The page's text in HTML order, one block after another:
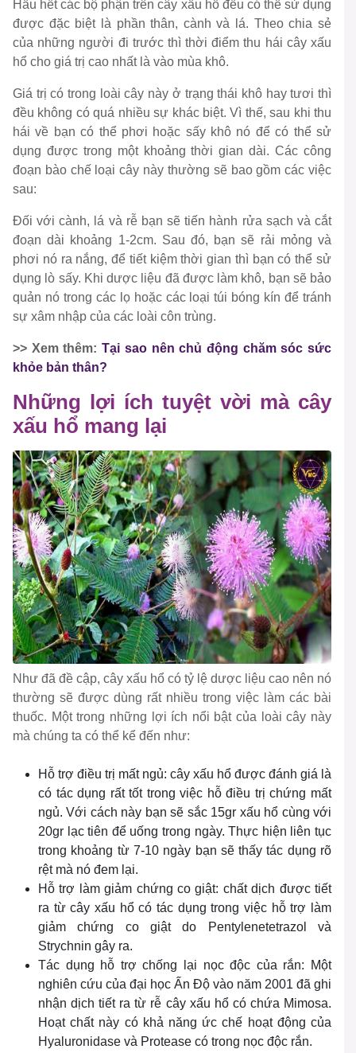
Hầu hết các bộ phận trên cây xấu hổ đều có thể sử dụng
được đặc biệt là phần thân, cành và lá. Theo chia sẻ
của những người đi trước thì thời điểm thu hái cây xấu
hổ cho giá trị cao nhất là vào mùa khô.
Giá trị có trong loài cây này ở trạng thái khô hay tươi thì
đều không có quá nhiều sự khác biệt. Vì thế, sau khi thu
hái về bạn có thể phơi hoặc sấy khô nó để có thể sử
dụng được trong một khoảng thời gian dài. Các công
đoạn bào chế loại cây này thường sẽ bao gồm các việc
sau:
Đối với cành, lá và rễ bạn sẽ tiến hành rửa sạch và cắt
đoạn dài khoảng 1-2cm. Sau đó, bạn sẽ rải mỏng và
phơi nó ra nắng, để tiết kiệm thời gian thì bạn có thể sử
dụng lò sấy. Khi dược liệu đã được làm khô, bạn sẽ bảo
quản nó trong các lọ hoặc các loại túi bóng kín để tránh
sự xâm nhập của các loài côn trùng.
>> Xem thêm:Tại sao nên chủ động chăm sóc sức
khỏe bản thân?
Những lợi ích tuyệt vời mà cây
xấu hổ mang lại
Như đã đề cập, cây xấu hổ có tỷ lệ dược liệu cao nên nó
thường sẽ được dùng rất nhiều trong việc làm các bài
thuốc. Một trong những lợi ích nổi bật của loài cây này
mà chúng ta có thể kể đến như:
Hỗ trợ điều trị mất ngủ: cây xấu hổ được đánh giá là
có tác dụng rất tốt trong việc hỗ điều trị chứng mất
ngủ. Với cách này bạn sẽ sắc 15gr xấu hổ cùng với
20gr lạc tiên để uống trong ngày. Thực hiện liên tục
trong khoảng từ 7-10 ngày bạn sẽ thấy tác dụng rõ
rệt mà nó đem lại.
Hỗ trợ làm giảm chứng co giật: chất dịch được tiết
ra từ cây xấu hổ có tác dụng trong việc hỗ trợ làm
giảm chứng co giật do Pentylenetetrazol và
Strychnin gây ra.
Tác dụng hỗ trợ chống lại nọc độc của rắn: Một
nghiên cứu của đại học Ấn Độ vào năm 2001 đã ghi
nhận dịch tiết ra từ rễ cây xấu hổ có chứa Mimosa.
Hoạt chất này có khả năng ức chế hoạt động của
Hyaluronidase và Protease có trong nọc độc rắn.